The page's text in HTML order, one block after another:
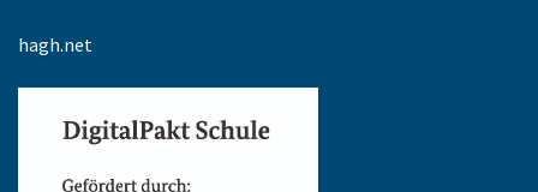
hagh.net